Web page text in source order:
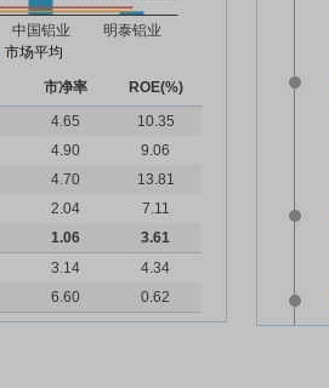
市场平均
市净率
ROE(%)
4.65
10.35
4.90
9.06
4.70
13.81
2.04
7.11
1.06
3.61
3.14
4.34
6.60 0.62